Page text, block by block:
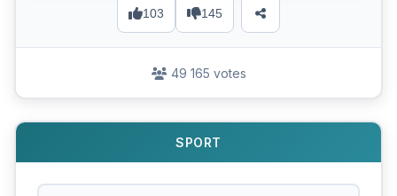
103 145
49 165 votes
SPORT